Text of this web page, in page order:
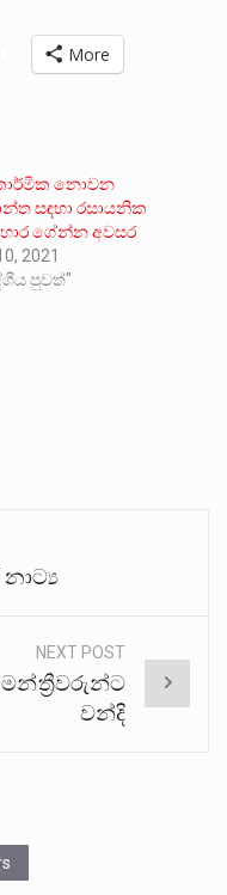
More
නොවන
සඳහා රසායනික
ගේන්න අවසර
2021
පුවත්"
NEXT POST
මන්ත්‍රීවරුන්ට
වන්දි